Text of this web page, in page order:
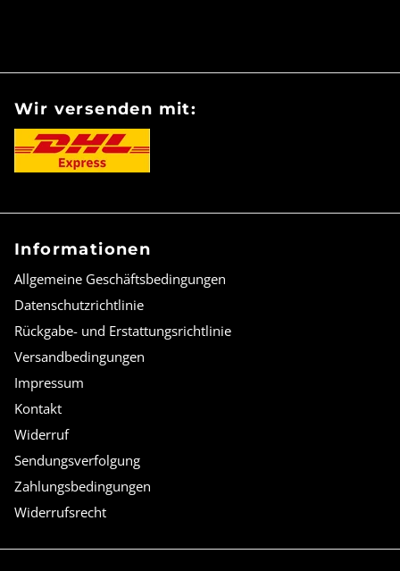
Wir versenden mit:
Informationen
Allgemeine Geschäftsbedingungen
Datenschutzrichtlinie
Rückgabe- und Erstattungsrichtlinie
Versandbedingungen
Impressum
Kontakt
Widerruf
Sendungsverfolgung
Zahlungsbedingungen
Widerrufsrecht